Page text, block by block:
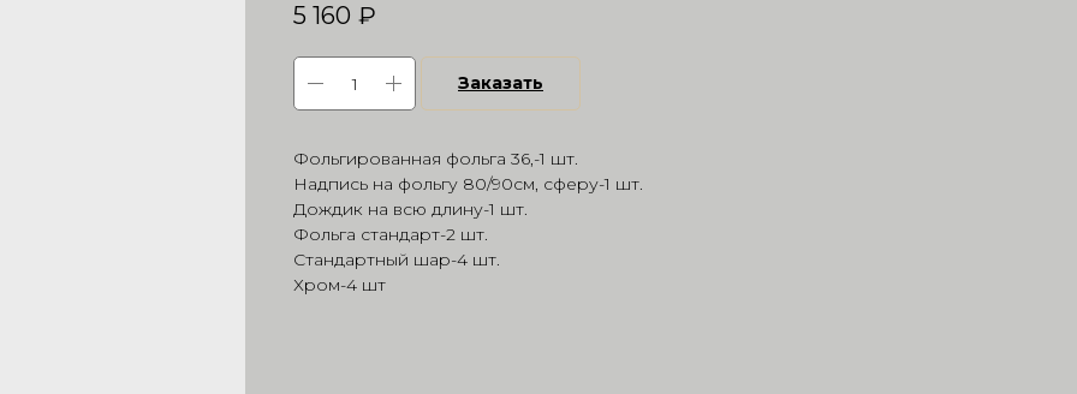
5 160 ₽
Заказать
Фольгированная фольга 36,-1 шт.
Надпись на фольгу 80/90см, сферу-1 шт.
Дождик на всю длину-1 шт.
Фольга стандарт-2 шт.
Стандартный шар-4 шт.
Хром-4 шт